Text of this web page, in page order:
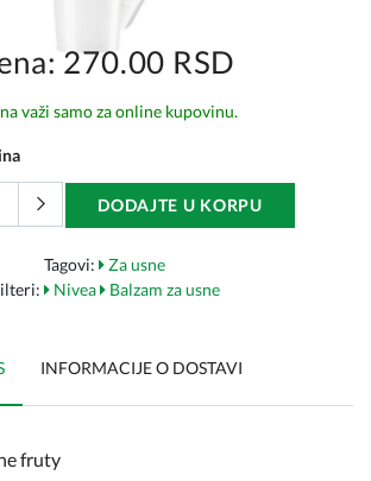
270.00 RSD
važi samo za online kupovinu.
DODAJTE U KORPU
Tagovi:
Za usne
Nivea Balzam za usne
INFORMACIJE O DOSTAVI
fruty